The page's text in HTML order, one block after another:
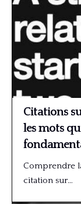
Citations
les mots
Comprendre
citation sur…